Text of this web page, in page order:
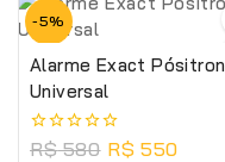
-5%
Alarme Exact Pósitron
Universal
0
R$580 R$ 550